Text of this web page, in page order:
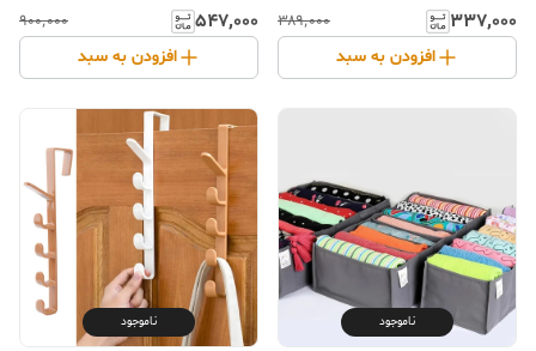
۳۳۷٬۰۰۰ ۳۸۹٬۰۰۰
افزودن به سبد
۵۴۷٬۰۰۰ ۹۰۰٬۰۰۰
افزودن به سبد
ناموجود ناموجود